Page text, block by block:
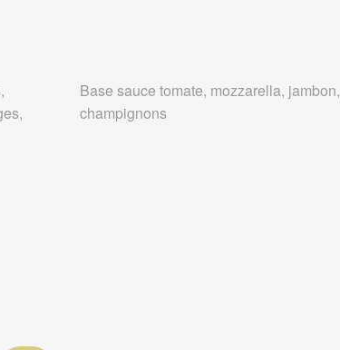
Base sauce tomate, mozzarella, jambon,
champignons